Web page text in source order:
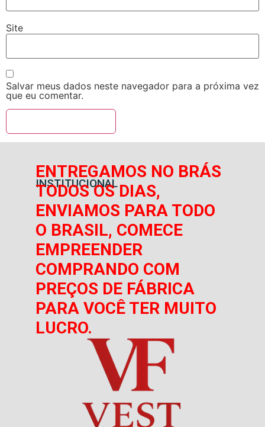
Site
Salvar meus dados neste navegador para a próxima vez
que eu comentar.
INSTITUCIONAL
ENTREGAMOS NO BRÁS
TODOS OS DIAS,
ENVIAMOS PARA TODO
O BRASIL, COMECE
EMPREENDER
COMPRANDO COM
PREÇOS DE FÁBRICA
PARA VOCÊ TER MUITO
LUCRO.